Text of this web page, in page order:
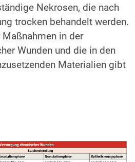
Nekrosen, die nach
trocken behandelt werden.
in der
Wunden und die in den
Materialien gibt